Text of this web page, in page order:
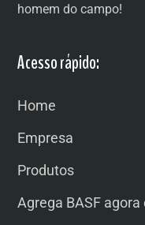
homem do campo!
Acesso rápido:
Home
Empresa
Produtos
Agrega BASF